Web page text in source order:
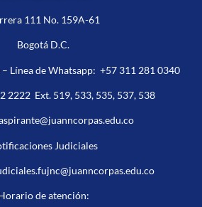
111 No. 159A-61
Bogotá D.C.
Línea de Whatsapp: +57 311 281 0340
2222Ext. 519, 533, 535, 537, 538
Judiciales
de atención: